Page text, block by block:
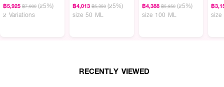
฿5,925 ฿7,900 (25%)
2 Variations
฿4,013 ฿5,350 (25%)
size 50 ML
฿4,388 ฿5,850 (25%)
size 100 ML
฿
size
RECENTLY VIEWED